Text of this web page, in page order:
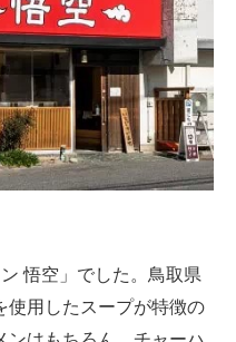
悟空」でした。鳥取県
使用したスープが特徴の